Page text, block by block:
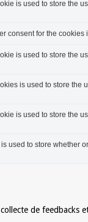
is used to store the
consent for the cookies
is used to store the
is used to store the
is used to store the
used to store whether
de feedbacks